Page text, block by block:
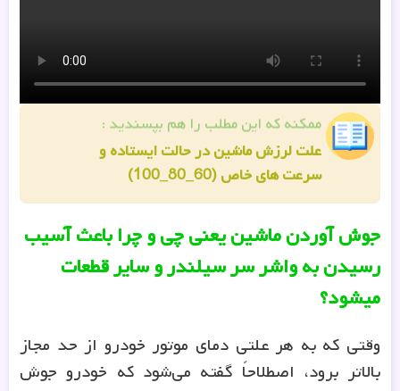
ممکنه که این مطلب را هم بپسندید :
علت لرزش ماشین در حالت ایستاده و
سرعت های خاص (60_80_100)
جوش آوردن ماشین یعنی چی و چرا باعث آسیب
رسیدن به واشر سر سیلندر و سایر قطعات
میشود؟
وقتی که به هر علتی دمای موتور خودرو از حد مجاز
بالاتر برود، اصطلاحاً گفته می‌شود که خودرو جوش